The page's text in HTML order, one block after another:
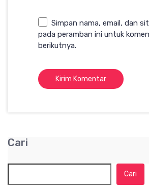
Simpan nama, email, dan
pada peramban ini untuk
berikutnya.
Cari
Cari